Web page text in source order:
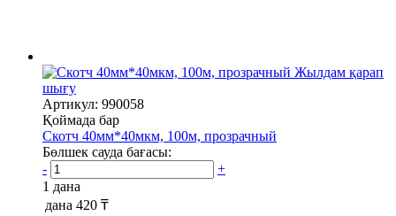
Жылдам қарап
шығу
Артикул: 990058
Қоймада бар
Скотч 40мм*40мкм, 100м, прозрачный
Бөлшек сауда бағасы:
-
+
1 дана
дана 420 ₸